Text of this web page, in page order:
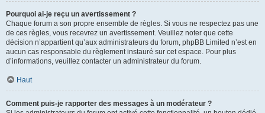
Pourquoi ai-je reçu un avertissement ?
Chaque forum a son propre ensemble de règles. Si vous ne respectez pas une
de ces règles, vous recevrez un avertissement. Veuillez noter que cette
décision n’appartient qu’aux administrateurs du forum, phpBB Limited n’est en
aucun cas responsable du règlement instauré sur cet espace. Pour plus
d’informations, veuillez contacter un administrateur du forum.
Haut
Comment puis-je rapporter des messages à un modérateur ?